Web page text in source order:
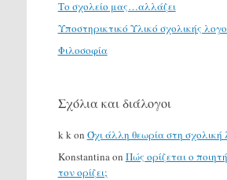
Το σχολείο μας…αλλάζει
Υποστηρικτικό Υλικό σχολικής
Φιλοσοφία
Σχόλια και διάλογοι
k k on Όχι άλλη θεωρία στη σχολική
Konstantina on Πώς ορίζεται ο
τον ορίζει;